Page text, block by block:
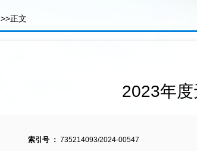
>>正文
2023年
索引号 ： 735214093/2024-00547